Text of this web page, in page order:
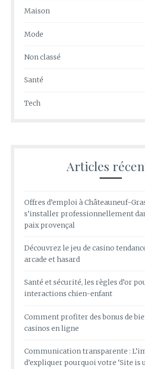
Maison
Mode
Non classé
Santé
Tech
Articles
Offres d’emploi à Châteauneuf-
s’installer professionnellement
paix provençal
Découvrez le jeu de casino
arcade et hasard
Santé et sécurité, les règles d’or
interactions chien-enfant
Comment profiter des bonus de
casinos en ligne
Communication transparente :
d’expliquer pourquoi votre ‘Site is